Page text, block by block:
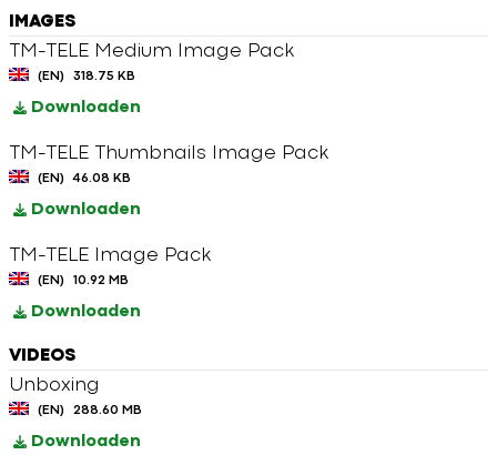
IMAGES
TM-TELE Medium Image Pack
(EN) 318.75 KB
Downloaden
TM-TELE Thumbnails Image Pack
(EN) 46.08 KB
Downloaden
TM-TELE Image Pack
(EN) 10.92 MB
Downloaden
VIDEOS
Unboxing
(EN) 288.60 MB
Downloaden